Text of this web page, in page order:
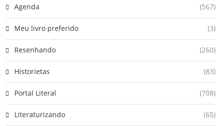
Agenda (567)
Meu livro preferido (3)
Resenhando (260)
Historietas (83)
Portal Literal (708)
Literaturizando (65)